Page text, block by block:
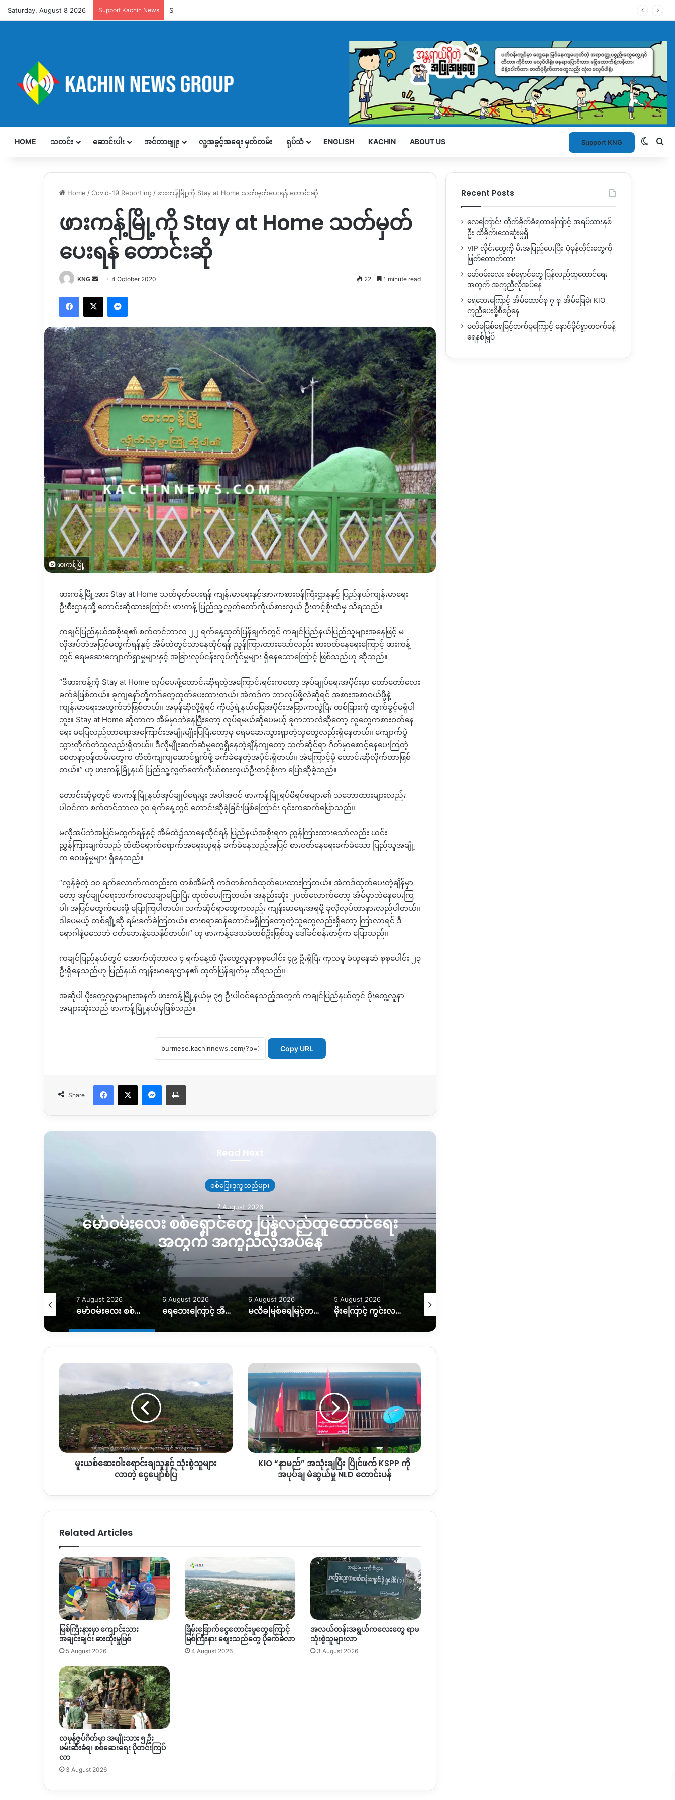
Saturday, August 8 2026 Support Kachin News Support KNG
HOME သတင်း ဆောင်းပါး အင်တာဗျူး လူ့အခွင့်အရေး မှတ်တမ်း ရုပ်သံ ENGLISH KACHIN ABOUT US Support KNG
Home /Covid-19 Reporting /ဖားကန့်မြို့ကို Stay at Home သတ်မှတ်ပေးရန် တောင်းဆို
ဖားကန့်မြို့ကို Stay at Home သတ်မှတ်
ပေးရန် တောင်းဆို
KNG
Send4 October 2020 22 1 minute read
Facebook
X Messenger
ဖားကန့်မြို့
ဖားကန့်မြို့အား Stay at Home သတ်မှတ်ပေးရန် ကျန်းမာရေးနှင့်အားကစားဝန်ကြီးဌာနနှင့် ပြည်နယ်ကျန်းမာရေး
ဦးစီးဌာနသို့ တောင်းဆိုထားကြောင်း ဖားကန့် ပြည်သူ့လွှတ်တော်ကိုယ်စားလှယ် ဦးတင့်စိုးထံမှ သိရသည်။
ကချင်ပြည်နယ်အစိုးရ၏ စက်တင်ဘာလ ၂၂ ရက်နေ့ထုတ်ပြန်ချက်တွင် ကချင်ပြည်နယ်ပြည်သူများအနေဖြင့် မ
လိုအပ်ဘဲအပြင်မထွက်ရန်နှင့် အိမ်ထဲတွင်သာနေထိုင်ရန် ညွန်ကြားထားသော်လည်း စားဝတ်နေရေးကြောင့် ဖားကန့်
တွင် ရေမဆေးကျောက်ရှာမှုများနှင့် အခြားလုပ်ငန်းလုပ်ကိုင်မှုများ ရှိနေသောကြောင့် ဖြစ်သည်ဟု ဆိုသည်။
“ဒီဖားကန့်ကို Stay at Home လုပ်ပေးဖို့တောင်းဆိုရတဲ့အကြောင်းရင်းကတော့ အုပ်ချုပ်ရေးအပိုင်းမှာ တော်တော်လေး
ခက်ခဲဖြစ်တယ်။ ခုကျနော်တို့ကဒ်တွေထုတ်ပေးထားတယ်၊ အဲကဒ်က ဘာလုပ်ဖို့လဲဆိုရင် အစားအစာဝယ်ဖို့နဲ့
ကျန်းမာရေးအတွက်ဘဲဖြစ်တယ်။ အမှန်ဆိုလို့ရှိရင် ကိုယ့်ရဲ့နယ်မြေအပိုင်းအခြားကလွဲပြီး တစ်ခြားကို ထွက်ခွင့်မရှိပါ
ဘူး။ Stay at Home ဆိုတာက အိမ်မှာဘဲနေပြီးတော့ လုပ်ရမယ်ဆိုပေမယ့် ခုကဘာလဲဆိုတော့ လူတွေကစားဝတ်နေ
ရေး မပြေလည်တာရောအကြောင်းအမျိုးမျိုးပြပြီးတော့မှ ရေမဆေးသွားရှာတဲ့သူတွေလည်းရှိနေတယ်။ ကျောက်ပွဲ
သွားတိုက်တဲသူလည်းရှိတယ်။ ဒီလိုမျိုးဆက်ဆံမူတွေရှိနေတဲ့ချိန်ကျတော့ သက်ဆိုင်ရာ ဂိတ်မှာစောင့်နေပေးကြတဲ့
စေတနာ့ဝန်ထမ်းတွေက တိတိကျကျဆောင်ရွက်ဖို့ ခက်ခဲနေတဲ့အပိုင်းရှိတယ်။ အဲကြောင့်မို့ တောင်းဆိုလိုက်တာဖြစ်
တယ်။” ဟု ဖားကန့်မြို့နယ် ပြည်သူ့လွှတ်တော်ကိုယ်စားလှယ်ဦးတင့်စိုးက ပြောဆိုခဲ့သည်။
တောင်းဆိုမူတွင် ဖားကန့်မြို့နယ်အုပ်ချုပ်ရေးမှူး အပါအဝင် ဖားကန့်မြို့ရပ်မိရပ်ဖများ၏ သဘောထားများလည်း
ပါဝင်ကာ စက်တင်ဘာလ ၃၀ ရက်နေ့တွင် တောင်းဆိုခဲ့ခြင်းဖြစ်ကြောင်း ၎င်းကဆက်ပြောသည်။
မလိုအပ်ဘဲအပြင်မထွက်ရန်နှင့် အိမ်ထဲ၌သာနေထိုင်ရန် ပြည်နယ်အစိုးရက ညွှန်ကြားထားသော်လည်း ယင်း
ညွှန်ကြားချက်သည် ထိထိရောက်ရောက်အရေးယူရန် ခက်ခဲနေသည့်အပြင် စားဝတ်နေရေးခက်ခဲသော ပြည်သူအချို့
က ဝေဖန်မှုများ ရှိနေသည်။
“လွန်ခဲ့တဲ့ ၁၀ ရက်လောက်ကတည်းက တစ်အိမ်ကို ကဒ်တစ်ကဒ်ထုတ်ပေးထားကြတယ်။ အဲကဒ်ထုတ်ပေးတဲ့ချိန်မှာ
တော့ အုပ်ချုပ်ရေးဘက်ကသေချာပြောပြီး ထုတ်ပေးကြတယ်။ အနည်းဆုံး ၂ပတ်လောက်တော့ အိမ်မှာဘဲနေပေးကြ
ပါ၊ အပြင်မထွက်ပေးဖို့ ပြောကြပါတယ်။ သက်ဆိုင်ရာတွေကလည်း ကျန်းမာရေးအရမို့ ခုလိုလုပ်တာနားလည်ပါတယ်။
ဒါပေမယ့် တစ်ချို့ဆို ရမ်းခက်ခဲကြတယ်။ စားစရာဆန်တောင်မရှိကြတော့တဲ့သူတွေလည်းရှိတော့ ကြာလာရင် ဒီ
ရောဂါနဲ့မသေဘဲ ငတ်ဘေးနဲ့သေနိုင်တယ်။” ဟု ဖားကန့်ဒေသခံတစ်ဦးဖြစ်သူ ဒေါ်ခင်စန်းတင့်က ပြောသည်။
ကချင်ပြည်နယ်တွင် အောက်တိုဘာလ ၄ ရက်နေ့ထိ ပိုးတွေ့လူနာစုစုပေါင်း ၄၉ ဦးရှိပြီး ကုသမှု ခံယူနေဆဲ စုစုပေါင်း ၂၃
ဦးရှိနေသည်ဟု ပြည်နယ် ကျန်းမာရေးဌာန၏ ထုတ်ပြန်ချက်မှ သိရသည်။
အဆိုပါ ပိုးတွေ့လူနာများအနက် ဖားကန့်မြို့နယ်မှ ၃၅ ဦးပါဝင်နေသည့်အတွက် ကချင်ပြည်နယ်တွင် ပိုးတွေ့လူနာ
အများဆုံးသည် ဖားကန့်မြို့နယ်မှဖြစ်သည်။
Copy URL
Share
Facebook
X Messenger
Print
Read Next
စစ်ပြေးဒုက္ခသည်များ
7 August 2026
မော်ဝမ်းလေး စစ်ရှောင်တွေ ပြန်လည်ထူထောင်ရေး
အတွက် အကူညီလိုအပ်နေ
7 August 2026
မော်ဝမ်းလေး စစ်ရှောင်တွေ ပြန်လည်ထူထောင်ရေးအတွက် အကူညီလိုအပ်နေ
6 August 2026
ရေဘေးကြောင့် အိမ်ထောင်စု ၇ စု အိမ်ခြေမဲ့၊ KIO ကူညီပေးဖို့စီစဉ်နေ
6 August 2026
မလိခမြစ်ရေမြင့်တက်မှုကြောင့် နောင်ခိုင်ရွာတဝက်ခန့်ရေနစ်မြှပ်
5 August 2026
မိုးကြောင့် ကွင်းလမ်းသွားလာရေး ပိုခက်၊ ကုန်တင်ယာဉ်တွေကို ဆင်၊ ထွန်စက်နဲ့ ဆွဲထုတ်နေရ
မူးယစ်
သူ
နှင့်
သုံးစွဲ
သူများ
လာ
တဲ့
မူးယစ်ဆေးဝါးရောင်းချသူနှင့် သုံးစွဲသူများ
လာတဲ့ ငွေပျော်စံပြ
KIO
“နာမည်”
အသုံးချ
ပြီး
ပြိုင်
ဖက်
KSPP
ကို
အပုပ်ချ
NLD
KIO “နာမည်” အသုံးချပြီး ပြိုင်ဖက် KSPP ကို
အပုပ်ချ မဲဆွယ်မှု NLD တောင်းပန်
Related Articles
မြစ်ကြီးနားမှာ ကျောင်းသား
အချင်းချင်း ဓားထိုးမှုဖြစ်
5 August 2026
ခြိမ်းခြောက်ငွေတောင်းမှုတွေကြောင့်
မြစ်ကြီးနား စျေးသည်တွေ ပိုခက်ခဲလာ
4 August 2026
အလယ်တန်းအရွယ်ကလေးတွေ ရာမ
သုံးစွဲသူများလာ
3 August 2026
လမုန်ဇွပ်ဂိတ်မှာ အမျိုးသား ၅ ဦး
ဖမ်းဆီးခံရ၊ စစ်ဆေးရေး ပိုတင်းကြပ်
လာ
3 August 2026
Recent Posts
လေကြောင်း တိုက်ခိုက်ခံရတာကြောင့် အရပ်သားနှစ်
ဦး ထိခိုက်၊သေဆုံးမှုရှိ
VIP လိုင်းတွေကို မီးအပြည့်ပေးပြီး ပုံမှန်လိုင်းတွေကို
ဖြတ်တောက်ထား
မော်ဝမ်းလေး စစ်ရှောင်တွေ ပြန်လည်ထူထောင်ရေး
အတွက် အကူညီလိုအပ်နေ
ရေဘေးကြောင့် အိမ်ထောင်စု ၇ စု အိမ်ခြေမဲ့၊ KIO
ကူညီပေးဖို့စီစဉ်နေ
မလိခမြစ်ရေမြင့်တက်မှုကြောင့် နောင်ခိုင်ရွာတဝက်ခန့်
ရေနစ်မြှပ်